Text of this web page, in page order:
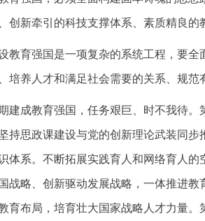
创新牵引的科技支撑体系、素质精良
教育强国是一项复杂的系统工程，要
培养人才和满足社会需要的关系、规
建成教育强国，任务艰巨、时不我待
持思政课建设与党的创新理论武装同
体系。不断拓展实践育人和网络育人
战略、创新驱动发展战略，一体推进
育布局，培育壮大国家战略人才力量